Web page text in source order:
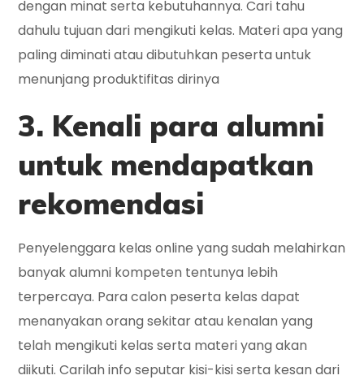
dengan minat serta kebutuhannya. Cari tahu
dahulu tujuan dari mengikuti kelas. Materi apa yang
paling diminati atau dibutuhkan peserta untuk
menunjang produktifitas dirinya
3. Kenali para alumni
untuk mendapatkan
rekomendasi
Penyelenggara kelas online yang sudah melahirkan
banyak alumni kompeten tentunya lebih
terpercaya. Para calon peserta kelas dapat
menanyakan orang sekitar atau kenalan yang
telah mengikuti kelas serta materi yang akan
diikuti. Carilah info seputar kisi-kisi serta kesan dari